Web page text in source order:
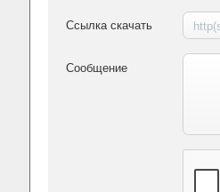
Ссылка скачать
Сообщение